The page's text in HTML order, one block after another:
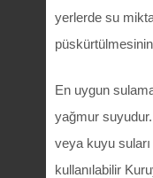
yerlerde su
En uygun
yağmur
veya kuyu
kullanılabilir